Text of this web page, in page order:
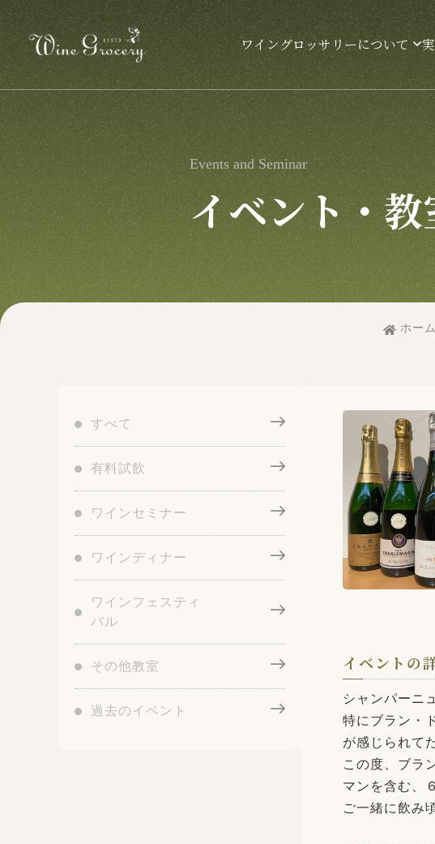
ワイングロッサリーについて
ワイングロッサリーについて
アクセス
会社概要
SDGsへの取り組み
社会貢献
スタッフ紹介
生産者情報一覧
レストラン等業
ワイングロッサ
るお店
ワイングロッサ
Events and Seminar
イベント・
ホーム
すべて
有料試飲
ワインセミナー
ワインディナー
ワインフェスティ
バル
その他教室
過去のイベント
イベントの
シャンパーニ
特にブラン・
が感じられて
この度、ブラ
マンを含む、
ご一緒に飲み